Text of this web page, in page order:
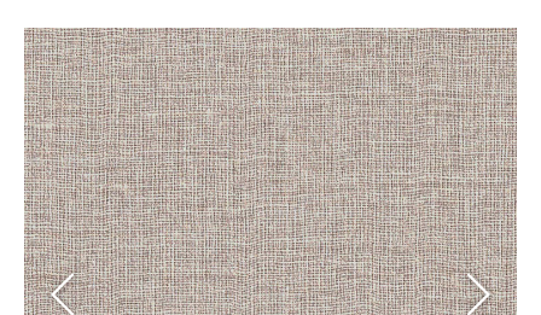
商品を探す
商品を探す トップ
壁紙
カーテン
床材
ブランド・コレクション
Lilycolor Coordinate 着せ替えシミュレーション
カタログ一覧
カタログ一覧 トップ
壁紙
カーテン
床材
施工事例
施工事例 トップ
医療・福祉施設
リリカラノート